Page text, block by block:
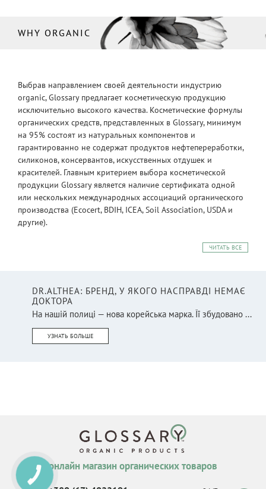
WHY ORGANIC
Выбрав направлением своей деятельности индустрию
organic, Glossary предлагает косметическую продукцию
исключительно высокого качества. Косметические формулы
органических средств, представленных в Glossary, минимум
на 95% состоят из натуральных компонентов и
гарантированно не содержат продуктов нефтепереработки,
силиконов, консервантов, искусственных отдушек и
красителей. Главным критерием выбора косметической
продукции Glossary является наличие сертификата одной
или нескольких международных ассоциаций органического
производства (Ecocert, BDIH, ICEA, Soil Association, USDA и
другие).
ЧИТАТЬ ВСЕ
DR.ALTHEA: БРЕНД, У ЯКОГО НАСПРАВДІ НЕМАЄ
ДОКТОРА
На нашій полиці — нова корейська марка. Її збудовано ...
УЗНАТЬ БОЛЬШЕ
онлайн магазин органических товаров
КНОПКА
СВЯЗИ